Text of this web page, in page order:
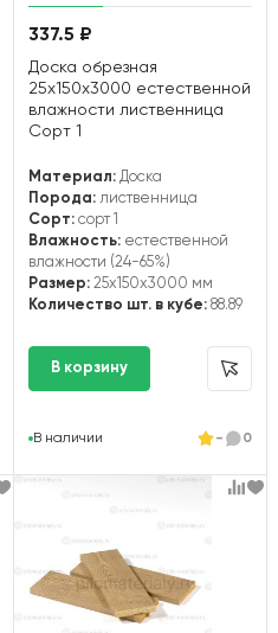
337.5 ₽
Доска обрезная
25х150х3000 естественной
влажности лиственница
Сорт 1
Материал:Доска
Порода:лиственница
Сорт:сорт 1
Влажность:естественной
влажности (24-65%)
Размер:25x150x3000 мм
Количество шт. в кубе:88.89
В наличии - 0